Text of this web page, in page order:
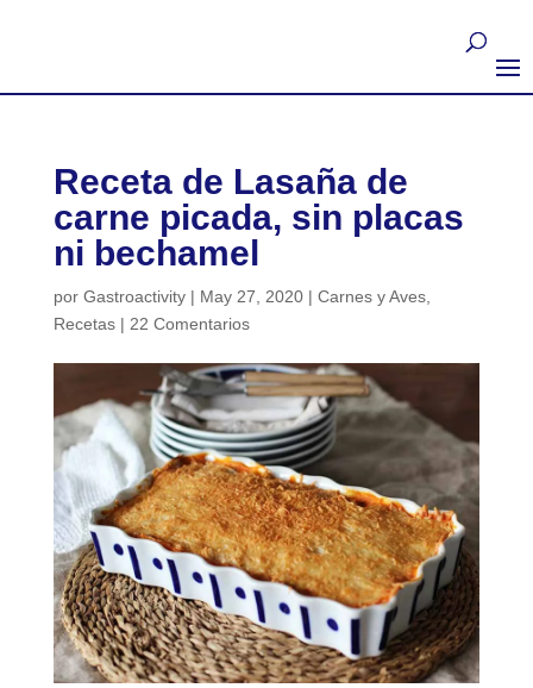
Receta de Lasaña de
carne picada, sin placas
ni bechamel
por Gastroactivity| May 27, 2020| Carnes y Aves,
Recetas| 22 Comentarios